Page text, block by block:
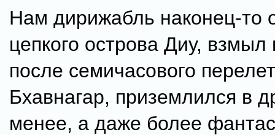
Нам дирижабль наконец-то
цепкого острова Диу, взмыл
после семичасового
Бхавнагар, приземлился в
менее, а даже более